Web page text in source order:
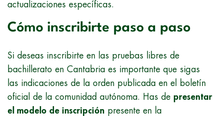
actualizaciones específicas.
Cómo inscribirte paso a paso
Si deseas inscribirte en las pruebas libres de
bachillerato en Cantabria es importante que sigas
las indicaciones de la orden publicada en el boletín
oficial de la comunidad autónoma. Has de presentar
el modelo de inscripción presente en la